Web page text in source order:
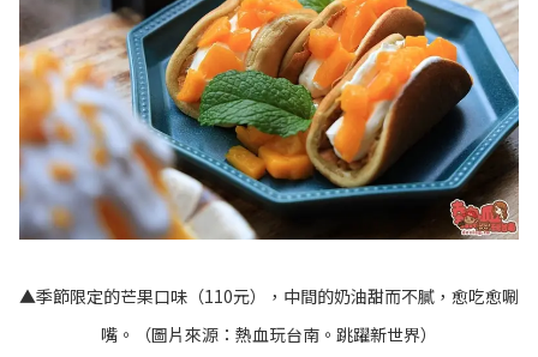
▲季節限定的芒果口味（110元），中間的奶油甜而不膩，愈吃愈唰
嘴。（圖片來源： 熱血玩台南。跳躍新世界）